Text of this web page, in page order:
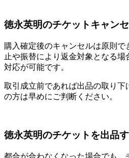
徳永英明のチケットキャン
購入確定後のキャンセルは原則で
止や振替により返金対象となる
対応が可能です。
取引成立前であれば出品の取り
の方は早めにご判断ください。
徳永英明のチケットを出品
都合が合わなくなった場合でも、